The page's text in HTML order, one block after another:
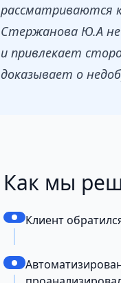
рассматриваются
Стержанова Ю.А не
и привлекает
доказывает о
Как мы
Клиент